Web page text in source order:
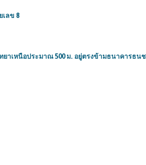
ลข 8
าเหนือประมาณ 500 ม. อยู่ตรงข้ามธนาคารธน